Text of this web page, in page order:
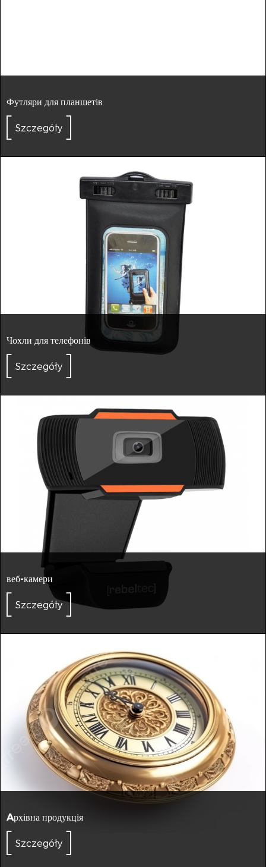
Футляри для планшетів
Szczegóły
Чохли для телефонів
Szczegóły
веб-камери
Szczegóły
Aрхівна продукція
Szczegóły